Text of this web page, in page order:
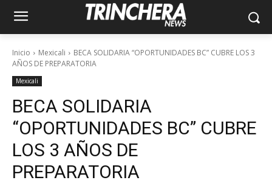
Inicio Mexicali
BECA SOLIDARIA “OPORTUNIDADES BC” CUBRE LOS 3
AÑOS DE PREPARATORIA
Mexicali
BECA SOLIDARIA
“OPORTUNIDADES BC” CUBRE
LOS 3 AÑOS DE
PREPARATORIA